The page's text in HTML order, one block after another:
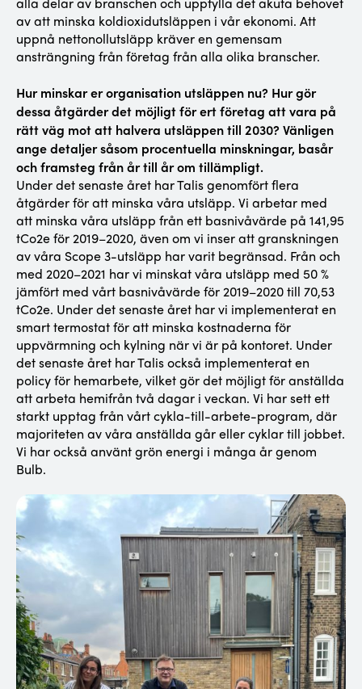
av att minska koldioxidutsläppen i vår ekonomi. Att
uppnå nettonollutsläpp kräver en gemensam
ansträngning från företag från alla olika branscher.
Hur minskar er organisation utsläppen nu? Hur gör
dessa åtgärder det möjligt för ert företag att vara på
rätt väg mot att halvera utsläppen till 2030? Vänligen
ange detaljer såsom procentuella minskningar, basår
och framsteg från år till år om tillämpligt.
Under det senaste året har Talis genomfört flera
åtgärder för att minska våra utsläpp. Vi arbetar med
att minska våra utsläpp från ett basnivåvärde på 141,95
tCo2e för 2019–2020, även om vi inser att granskningen
av våra Scope 3-utsläpp har varit begränsad. Från och
med 2020–2021 har vi minskat våra utsläpp med 50 %
jämfört med vårt basnivåvärde för 2019–2020 till 70,53
tCo2e. Under det senaste året har vi implementerat en
smart termostat för att minska kostnaderna för
uppvärmning och kylning när vi är på kontoret. Under
det senaste året har Talis också implementerat en
policy för hemarbete, vilket gör det möjligt för anställda
att arbeta hemifrån två dagar i veckan. Vi har sett ett
starkt upptag från vårt cykla-till-arbete-program, där
majoriteten av våra anställda går eller cyklar till jobbet.
Vi har också använt grön energi i många år genom
Bulb.